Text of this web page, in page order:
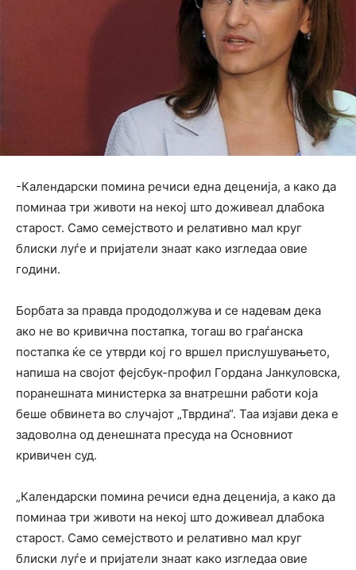
-Календарски помина речиси една деценија, а како да
поминаа три животи на некој што доживеал длабока
старост. Само семејството и релативно мал круг
блиски луѓе и пријатели знаат како изгледаа овие
години.
Борбата за правда прододолжува и се надевам дека
ако не во кривична постапка, тогаш во граѓанска
постапка ќе се утврди кој го вршел прислушувањето,
напиша на својот фејсбук-профил Гордана Јанкуловска,
поранешната министерка за внатрешни работи која
беше обвинета во случајот „Тврдина“. Таа изјави дека е
задоволна од денешната пресуда на Основниот
кривичен суд.
„Календарски помина речиси една деценија, а како да
поминаа три животи на некој што доживеал длабока
старост. Само семејството и релативно мал круг
блиски луѓе и пријатели знаат како изгледаа овие